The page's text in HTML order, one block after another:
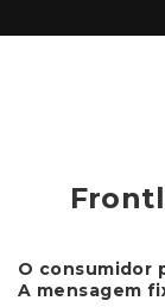
O consumidor
A mensagem